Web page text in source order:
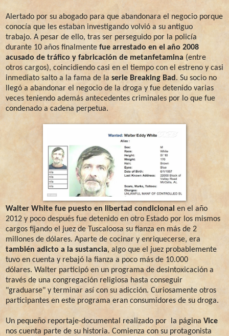
Alertado por su abogado para que abandonara el negocio porque
conocía que les estaban investigando volvió a su antiguo
trabajo. A pesar de ello, tras ser perseguido por la policía
durante 10 años finalmente fue arrestado en el año 2008
acusado de tráfico y fabricación de metanfetamina (entre
otros cargos), coincidiendo casi en el tiempo con el estreno y casi
inmediato salto a la fama de la serie Breaking Bad . Su socio no
llegó a abandonar el negocio de la droga y fue detenido varias
veces teniendo además antecedentes criminales por lo que fue
condenado a cadena perpetua.
Walter White fue puesto en libertad condicional en el año
2012 y poco después fue detenido en otro Estado por los mismos
cargos fijando el juez de Tuscaloosa su fianza en más de 2
millones de dólares. Aparte de cocinar y enriquecerse, era
también adicto a la sustancia, algo que el juez probablemente
tuvo en cuenta y rebajó la fianza a poco más de 10.000
dólares. Walter participó en un programa de desintoxicación a
través de una congregación religiosa hasta conseguir
"graduarse" y terminar así con su adicción. Curiosamente otros
participantes en este programa eran consumidores de su droga.
Un pequeño reportaje-documental realizado por la página Vice
nos cuenta parte de su historia. Comienza con su protagonista